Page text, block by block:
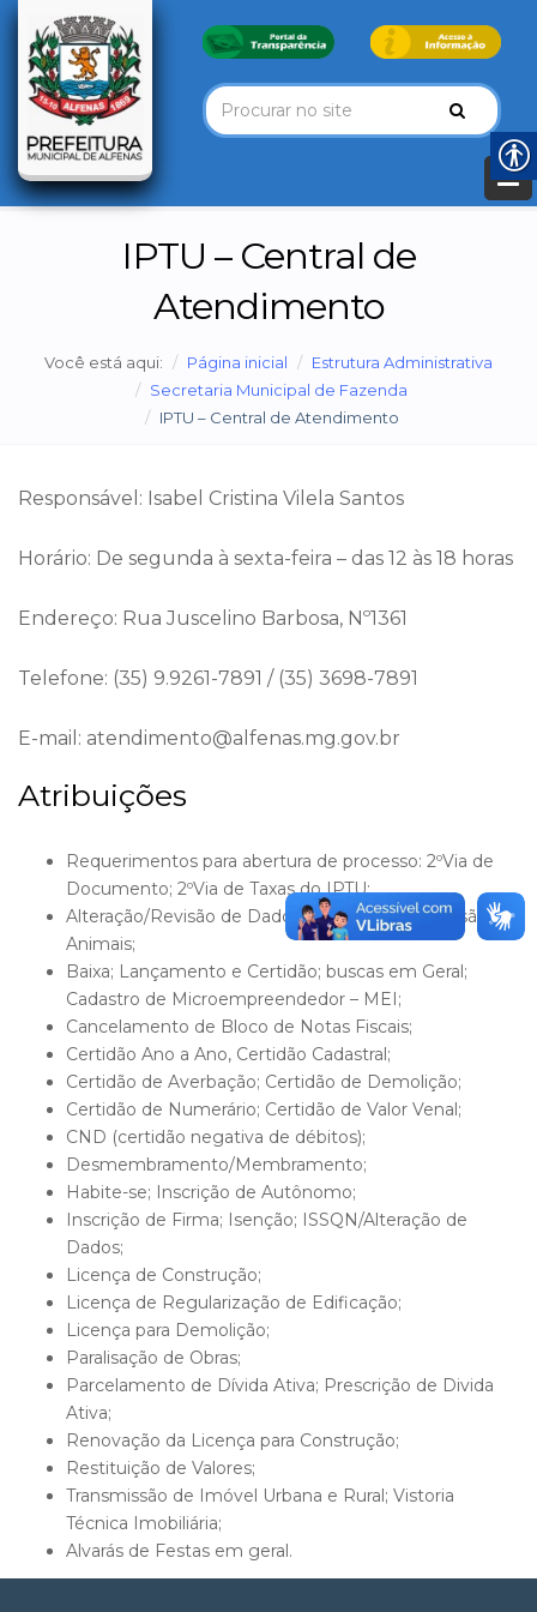
IPTU – Central de
Atendimento
Você está aqui: Página inicial
Estrutura Administrativa
Secretaria Municipal de Fazenda
IPTU – Central de Atendimento
Responsável: Isabel Cristina Vilela Santos
Horário: De segunda à sexta-feira – das 12 às 18 horas
Endereço: Rua Juscelino Barbosa, Nº1361
Telefone: (35) 9.9261-7891 / (35) 3698-7891
E-mail: atendimento@alfenas.mg.gov.br
Atribuições
Requerimentos para abertura de processo: 2ºVia de
Documento; 2ºVia de Taxas do IPTU;
Alteração/Revisão de Dados Cadastrais; Apreensão de
Animais;
Baixa; Lançamento e Certidão; buscas em Geral;
Cadastro de Microempreendedor – MEI;
Cancelamento de Bloco de Notas Fiscais;
Certidão Ano a Ano, Certidão Cadastral;
Certidão de Averbação; Certidão de Demolição;
Certidão de Numerário; Certidão de Valor Venal;
CND (certidão negativa de débitos);
Desmembramento/Membramento;
Habite-se; Inscrição de Autônomo;
Inscrição de Firma; Isenção; ISSQN/Alteração de
Dados;
Licença de Construção;
Licença de Regularização de Edificação;
Licença para Demolição;
Paralisação de Obras;
Parcelamento de Dívida Ativa; Prescrição de Divida
Ativa;
Renovação da Licença para Construção;
Restituição de Valores;
Transmissão de Imóvel Urbana e Rural; Vistoria
Técnica Imobiliária;
Alvarás de Festas em geral.